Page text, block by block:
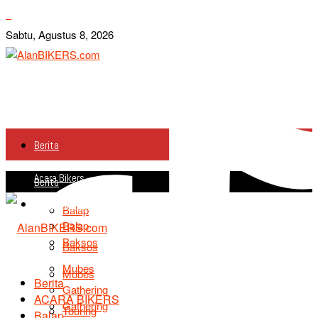
Sabtu, Agustus 8, 2026
Berita
Acara Bikers
Balap
Baksos
Mubes
Gathering
Berita
Acara Bikers
Balap
Baksos
Mubes
Gathering
Touring
Berita
ACARA BIKERS